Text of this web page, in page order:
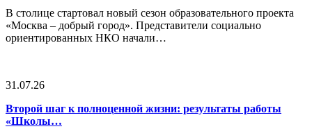
В столице стартовал новый сезон образовательного проекта
«Москва – добрый город». Представители социально
ориентированных НКО начали…
31.07.26
Второй шаг к полноценной жизни: результаты работы
«Школы…